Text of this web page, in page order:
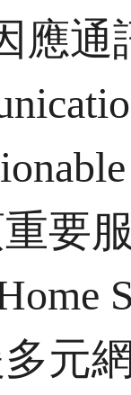
應通
要
元